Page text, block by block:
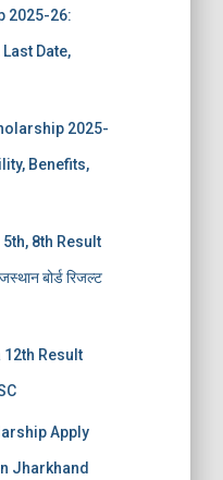
2025-26:
Date,
2025-
Benefits,
8th Result
बोर्ड रिजल्‍ट
12th Result
Apply
Jharkhand